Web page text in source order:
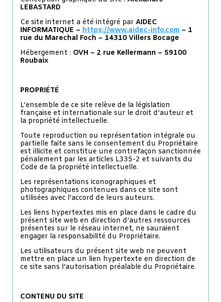
LEBASTARD
Ce site internet a été intégré par AIDEC
INFORMATIQUE –https://www.aidec-info.com– 1
rue du Marechal Foch – 14310 Villers Bocage
Hébergement : OVH – 2 rue Kellermann – 59100
Roubaix
PROPRIÉTÉ
L’ensemble de ce site relève de la législation
française et internationale sur le droit d’auteur et
la propriété intellectuelle.
Toute reproduction ou représentation intégrale ou
partielle faite sans le consentement du Propriétaire
est illicite et constitue une contrefaçon sanctionnée
pénalement par les articles L335-2 et suivants du
Code de la propriété intellectuelle.
Les représentations iconographiques et
photographiques contenues dans ce site sont
utilisées avec l’accord de leurs auteurs.
Les liens hypertextes mis en place dans le cadre du
présent site web en direction d’autres ressources
présentes sur le réseau internet, ne sauraient
engager la responsabilité du Propriétaire.
Les utilisateurs du présent site web ne peuvent
mettre en place un lien hypertexte en direction de
ce site sans l’autorisation préalable du Propriétaire.
CONTENU DU SITE